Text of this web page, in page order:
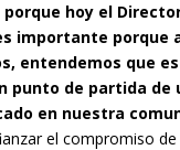
hoy el
importante porque
entendemos que
punto de partida de
en nuestra
el compromiso de